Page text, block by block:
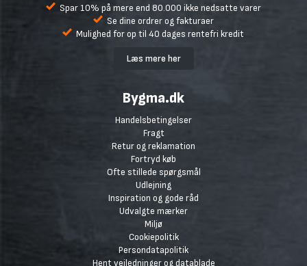
Spar 10% på mere end 80.000 ikke nedsatte varer
Se dine ordrer og fakturaer
Mulighed for op til 40 dages rentefri kredit
Læs mere her
Bygma.dk
Handelsbetingelser
Fragt
Retur og reklamation
Fortryd køb
Ofte stillede spørgsmål
Udlejning
Inspiration og gode råd
Udvalgte mærker
Miljø
Cookiepolitik
Persondatapolitik
Hent vejledninger og datablade